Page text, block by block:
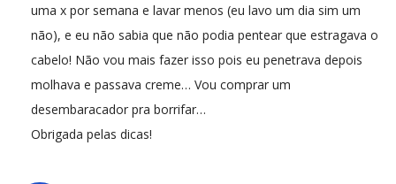
uma x por semana e lavar menos (eu lavo um dia sim um
não), e eu não sabia que não podia pentear que estragava o
cabelo! Não vou mais fazer isso pois eu penetrava depois
molhava e passava creme… Vou comprar um
desembaracador pra borrifar…
Obrigada pelas dicas!